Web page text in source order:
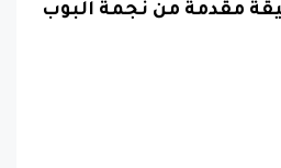
مقدمة من نجمة البوب